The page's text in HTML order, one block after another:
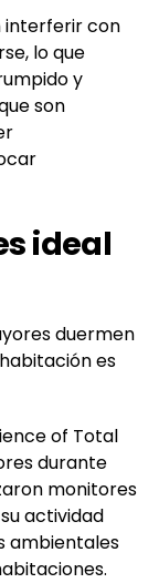
interferir con
lo que
y
son
ideal
duermen
es
of Total
durante
monitores
actividad
ambientales